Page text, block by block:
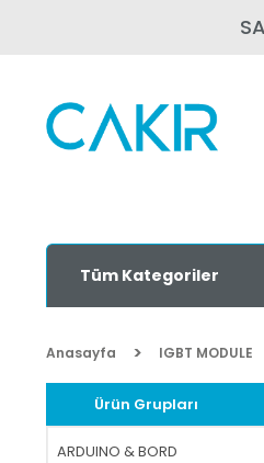
Tüm Kategoriler
Anasayfa IGBT MODULE
Ürün Grupları
ARDUINO & BORD